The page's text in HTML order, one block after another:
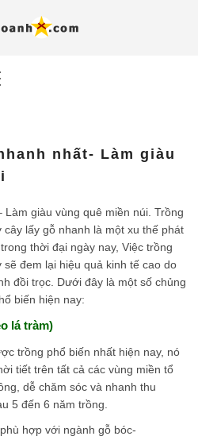
AI
nhất- Làm giàu
Làm giàu vùng quê miền núi. Trồng
lấy gỗ nhanh là một xu thế phát
thời đại ngày nay, Việc trồng
đem lại hiệu quả kinh tế cao do
đồi trọc. Dưới đây là một số chủng
biến hiện nay:
lá tràm)
trồng phổ biến nhất hiện nay, nó
tiết trên tất cả các vùng miền tổ
dễ chăm sóc và nhanh thu
5 đến 6 năm trồng.
hợp với ngành gỗ bóc-